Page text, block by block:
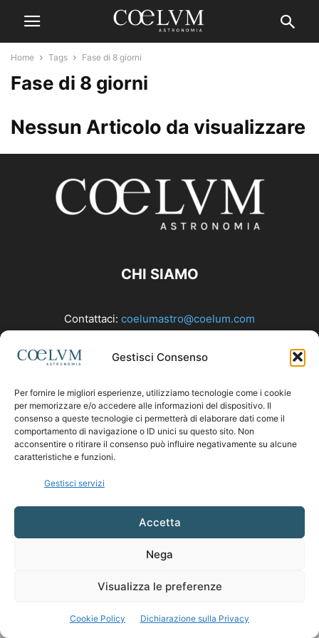
Gestisci Consenso
Per fornire le migliori esperienze, utilizziamo tecnologie come i cookie
per memorizzare e/o accedere alle informazioni del dispositivo. Il
consenso a queste tecnologie ci permetterà di elaborare dati come il
comportamento di navigazione o ID unici su questo sito. Non
acconsentire o ritirare il consenso può influire negativamente su alcune
caratteristiche e funzioni.
Gestisci servizi
Accetta
Nega
Visualizza le preferenze
Cookie Policy Dichiarazione sulla Privacy
Home Tags Fase di 8 giorni
Fase di 8 giorni
Nessun Articolo da visualizzare
CHI SIAMO
Contattaci: coelumastro@coelum.com
SEGUICI